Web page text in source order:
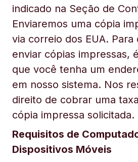
indicado na Seção de
Enviaremos uma cópia
via correio dos EUA. Para
enviar cópias impressas,
que você tenha um
em nosso sistema. Nos
direito de cobrar uma
cópia impressa solicitada.
Requisitos de
Dispositivos Móveis